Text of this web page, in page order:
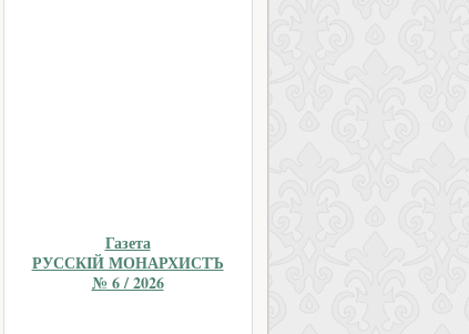
Газета
РУССКIЙ МОНАРХИСТЪ
№ 6 / 2026